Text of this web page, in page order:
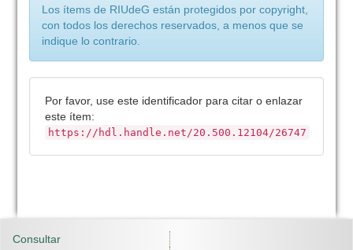
Los ítems de RIUdeG están protegidos por copyright,
con todos los derechos reservados, a menos que se
indique lo contrario.
Por favor, use este identificador para citar o enlazar
este ítem:
https://hdl.handle.net/20.500.12104/26747
Consultar